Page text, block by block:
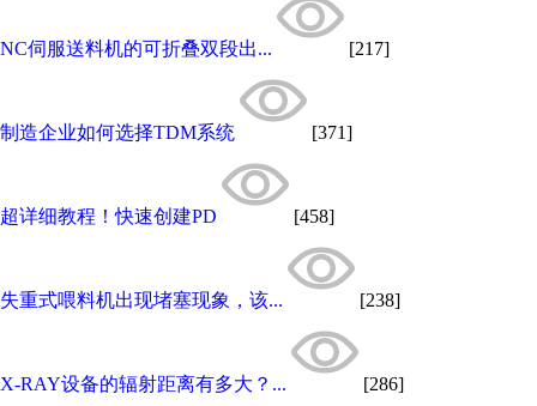
NC伺服送料机的可折叠双段出... [217]
制造企业如何选择TDM系统 [371]
超详细教程！快速创建PD [458]
失重式喂料机出现堵塞现象，该... [238]
X-RAY设备的辐射距离有多大？... [286]